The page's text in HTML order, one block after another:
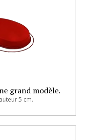
grand modèle.
5 cm.